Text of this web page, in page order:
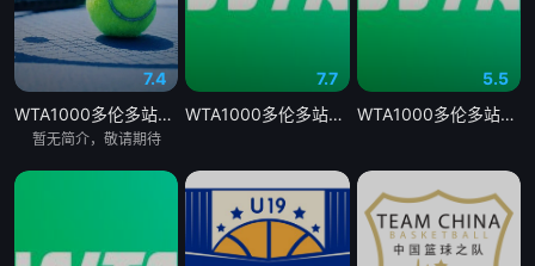
7.4
WTA1000多伦多站女单第二轮：卡萨金娜VS莱巴金娜
暂无简介，敬请期待
7.7
WTA1000多伦多站女单第二轮 贝莱克0-2斯瓦泰克20260805
5.5
WTA1000多伦多站女单第二轮 戴伊0-2高芙20260806